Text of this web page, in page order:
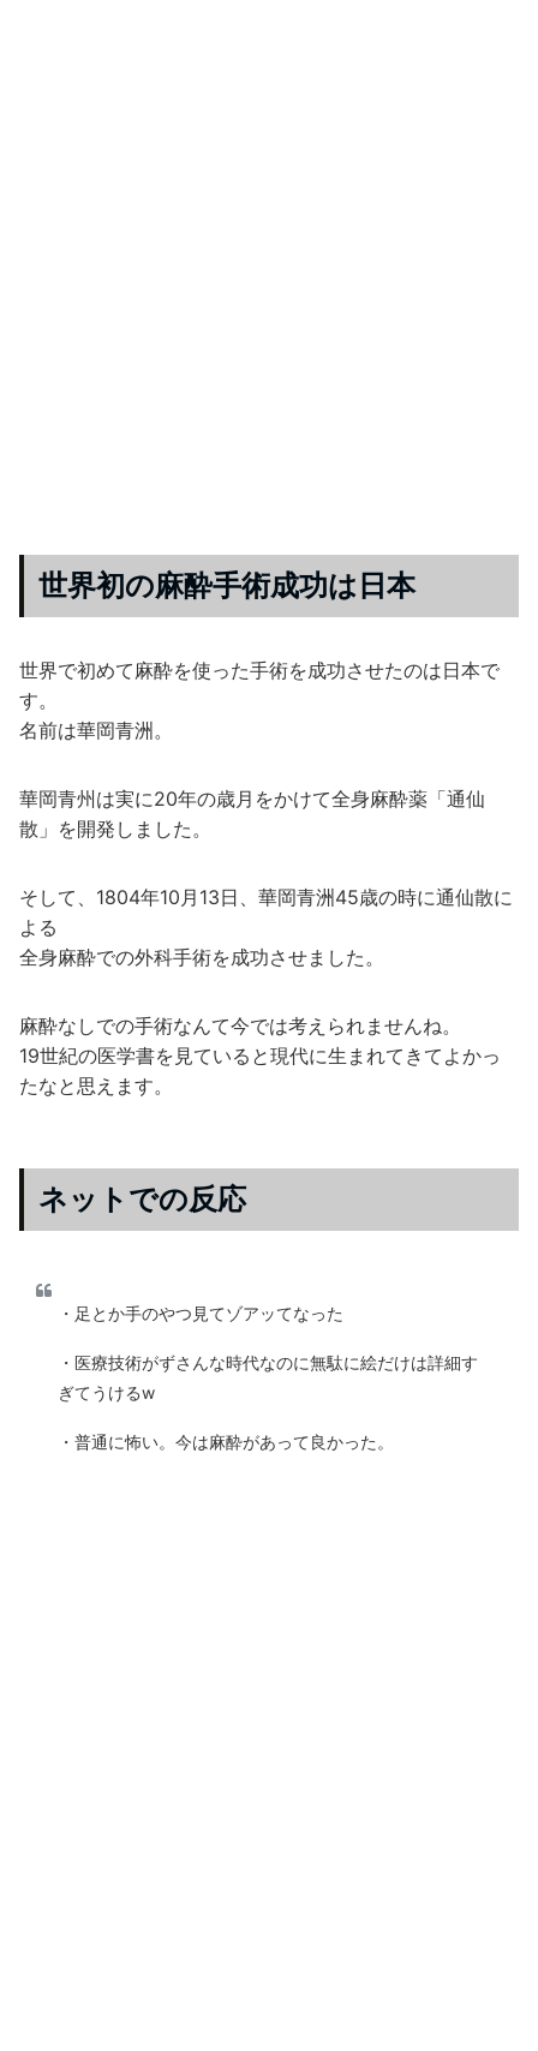
世界初の麻酔手術成功は日本
世界で初めて麻酔を使った手術を成功させたのは日本で
す。
名前は華岡青洲。
華岡青州は実に20年の歳月をかけて全身麻酔薬「通仙
散」を開発しました。
そして、1804年10月13日、華岡青洲45歳の時に通仙散に
よる
全身麻酔での外科手術を成功させました。
麻酔なしでの手術なんて今では考えられませんね。
19世紀の医学書を見ていると現代に生まれてきてよかっ
たなと思えます。
ネットでの反応
・足とか手のやつ見てゾアッてなった
・医療技術がずさんな時代なのに無駄に絵だけは詳細す
ぎてうけるw
・普通に怖い。今は麻酔があって良かった。